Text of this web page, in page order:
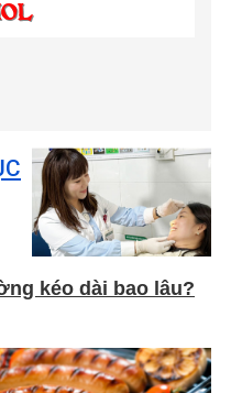
kéo dài bao lâu?